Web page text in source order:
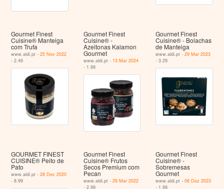
Gourmet Finest
Cuisine® Manteiga
com Trufa
www.aldi.pt -25 Nov 2022
- 2.49
Gourmet Finest
Cuisine® -
Azeitonas Kalamon
Gourmet
www.aldi.pt - 13 Mar 2024
- 1.99
Gourmet Finest
Cuisine® - Bolachas
de Manteiga
www.aldi.pt -29 Mar 2023
- 3.29
GOURMET FINEST
CUISINE® Peito de
Pato
www.aldi.pt -28 Dez 2020
- 8.99
Gourmet Finest
Cuisine® Frutos
Secos Premium com
Pecan
www.aldi.pt - 29 Mar 2022
- 2.99
Gourmet Finest
Cuisine® -
Sobremesas
Gourmet
www.aldi.pt -06 Dez 2023
- 1.99